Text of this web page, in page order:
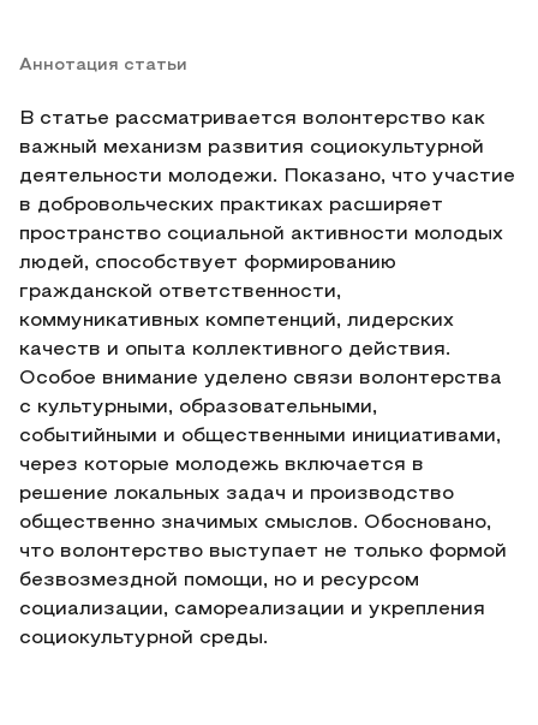
Аннотация статьи
В статье рассматривается волонтерство как
важный механизм развития социокультурной
деятельности молодежи. Показано, что участие
в добровольческих практиках расширяет
пространство социальной активности молодых
людей, способствует формированию
гражданской ответственности,
коммуникативных компетенций, лидерских
качеств и опыта коллективного действия.
Особое внимание уделено связи волонтерства
с культурными, образовательными,
событийными и общественными инициативами,
через которые молодежь включается в
решение локальных задач и производство
общественно значимых смыслов. Обосновано,
что волонтерство выступает не только формой
безвозмездной помощи, но и ресурсом
социализации, самореализации и укрепления
социокультурной среды.